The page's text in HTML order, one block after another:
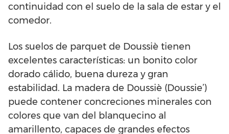
continuidad con el suelo de la sala de estar y el
comedor.
Los suelos de parquet de Doussiè tienen
excelentes características: un bonito color
dorado cálido, buena dureza y gran
estabilidad. La madera de Doussiè (Doussie’)
puede contener concreciones minerales con
colores que van del blanquecino al
amarillento, capaces de grandes efectos